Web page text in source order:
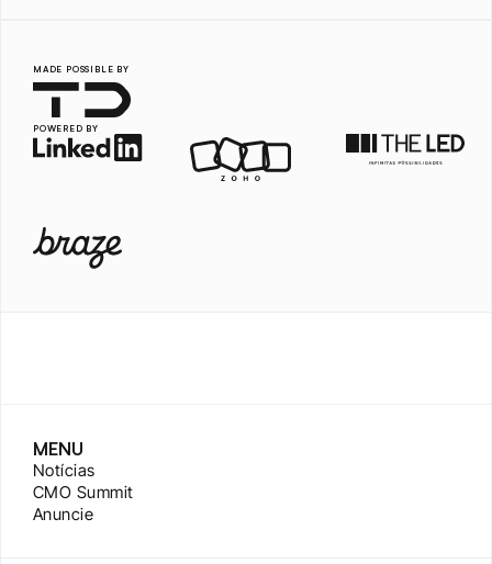
MADE POSSIBLE BY
POWERED BY
MENU
Notícias
CMO Summit
Anuncie